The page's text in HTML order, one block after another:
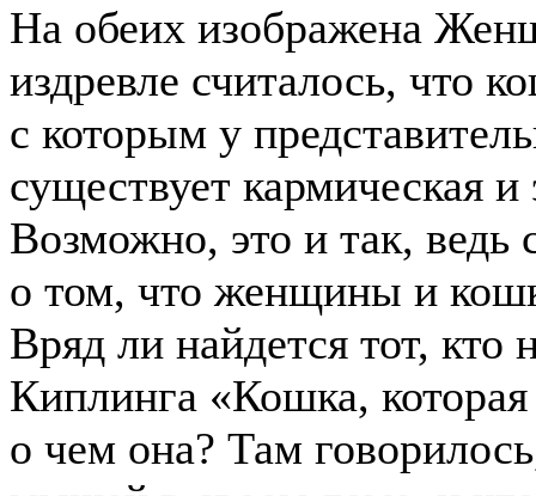
На обеих изображена
издревле считалось, что
с которым у
существует кармическая и
Возможно, это и так,
о том, что женщины и
Вряд ли найдется тот, кто
Киплинга «Кошка,
о чем она? Там